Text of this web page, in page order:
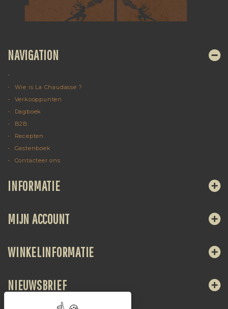
NAVIGATION
Wie is La Chaudasse ?
Verkooppunten
Dagboek
B2B
Recepten
Gastenboek
Contacteer ons
INFORMATIE
MIJN ACCOUNT
WINKELINFORMATIE
NIEUWSBRIEF